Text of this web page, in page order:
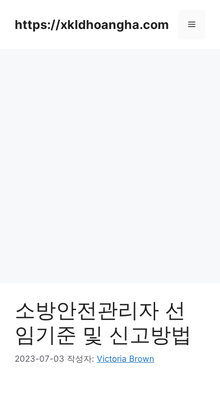
https://xkldhoangha.com 메
소방안전관리자 선
임기준 및 신고방법
2023-07-03 작성자: Victoria Brown